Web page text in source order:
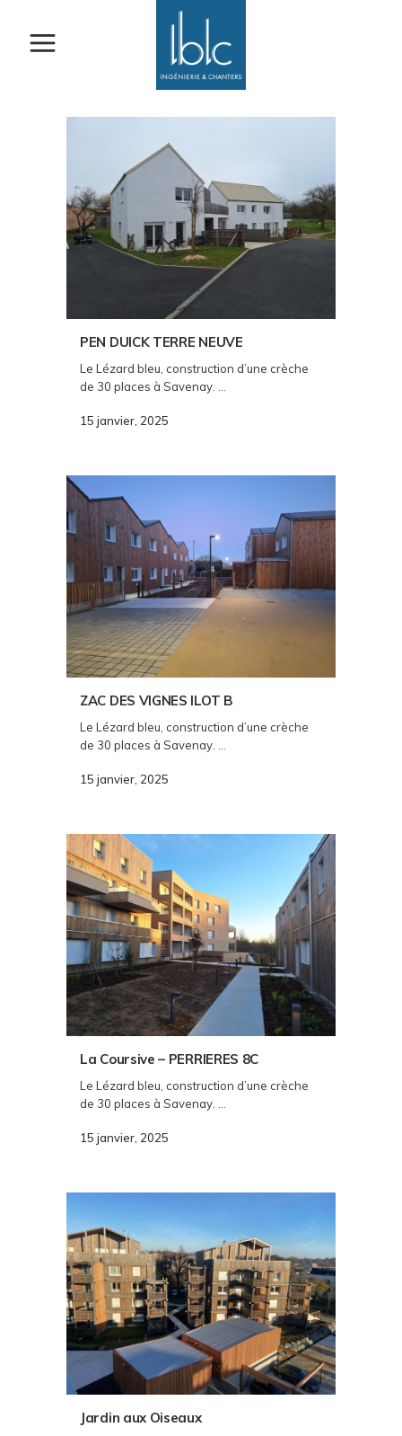
PEN DUICK TERRE NEUVE
Le Lézard bleu, construction d’une crèche
de 30 places à Savenay. ...
15 janvier, 2025
ZAC DES VIGNES ILOT B
Le Lézard bleu, construction d’une crèche
de 30 places à Savenay. ...
15 janvier, 2025
La Coursive – PERRIERES 8C
Le Lézard bleu, construction d’une crèche
de 30 places à Savenay. ...
15 janvier, 2025
Jardin aux Oiseaux